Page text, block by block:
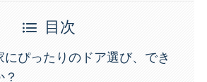
目次
にぴったりのドア選び、でき
？